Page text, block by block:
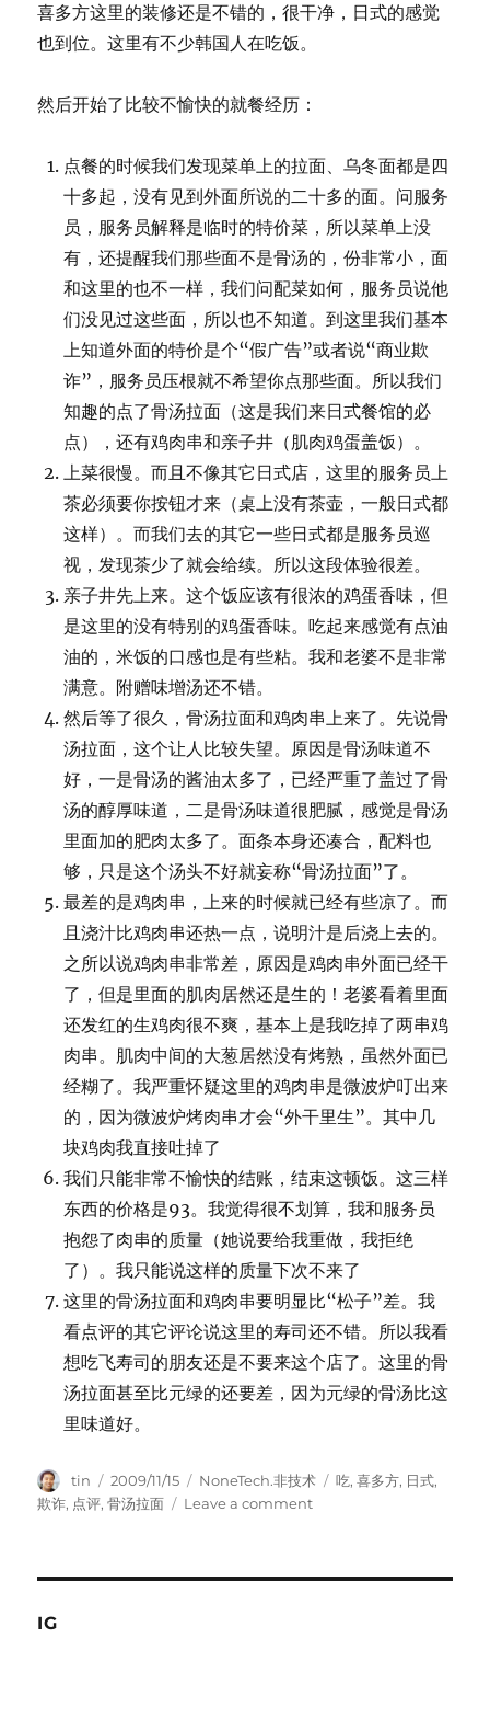
喜多方这里的装修还是不错的，很干净，日式的感觉
也到位。这里有不少韩国人在吃饭。
然后开始了比较不愉快的就餐经历：
点餐的时候我们发现菜单上的拉面、乌冬面都是四
十多起，没有见到外面所说的二十多的面。问服务
员，服务员解释是临时的特价菜，所以菜单上没
有，还提醒我们那些面不是骨汤的，份非常小，面
和这里的也不一样，我们问配菜如何，服务员说他
们没见过这些面，所以也不知道。到这里我们基本
上知道外面的特价是个“假广告”或者说“商业欺
诈”，服务员压根就不希望你点那些面。所以我们
知趣的点了骨汤拉面（这是我们来日式餐馆的必
点），还有鸡肉串和亲子井（肌肉鸡蛋盖饭）。
上菜很慢。而且不像其它日式店，这里的服务员上
茶必须要你按钮才来（桌上没有茶壶，一般日式都
这样）。而我们去的其它一些日式都是服务员巡
视，发现茶少了就会给续。所以这段体验很差。
亲子井先上来。这个饭应该有很浓的鸡蛋香味，但
是这里的没有特别的鸡蛋香味。吃起来感觉有点油
油的，米饭的口感也是有些粘。我和老婆不是非常
满意。附赠味增汤还不错。
然后等了很久，骨汤拉面和鸡肉串上来了。先说骨
汤拉面，这个让人比较失望。原因是骨汤味道不
好，一是骨汤的酱油太多了，已经严重了盖过了骨
汤的醇厚味道，二是骨汤味道很肥腻，感觉是骨汤
里面加的肥肉太多了。面条本身还凑合，配料也
够，只是这个汤头不好就妄称“骨汤拉面”了。
最差的是鸡肉串，上来的时候就已经有些凉了。而
且浇汁比鸡肉串还热一点，说明汁是后浇上去的。
之所以说鸡肉串非常差，原因是鸡肉串外面已经干
了，但是里面的肌肉居然还是生的！老婆看着里面
还发红的生鸡肉很不爽，基本上是我吃掉了两串鸡
肉串。肌肉中间的大葱居然没有烤熟，虽然外面已
经糊了。我严重怀疑这里的鸡肉串是微波炉叮出来
的，因为微波炉烤肉串才会“外干里生”。其中几
块鸡肉我直接吐掉了
我们只能非常不愉快的结账，结束这顿饭。这三样
东西的价格是93。我觉得很不划算，我和服务员
抱怨了肉串的质量（她说要给我重做，我拒绝
了）。我只能说这样的质量下次不来了
这里的骨汤拉面和鸡肉串要明显比“松子”差。我
看点评的其它评论说这里的寿司还不错。所以我看
想吃飞寿司的朋友还是不要来这个店了。这里的骨
汤拉面甚至比元绿的还要差，因为元绿的骨汤比这
里味道好。
Author
tin
Posted
on
2009/11/15 Categories
NoneTech.非技术 Tags
吃,喜多方, 日式,
欺诈, 点评,骨汤拉面 Leave a commenton
IG